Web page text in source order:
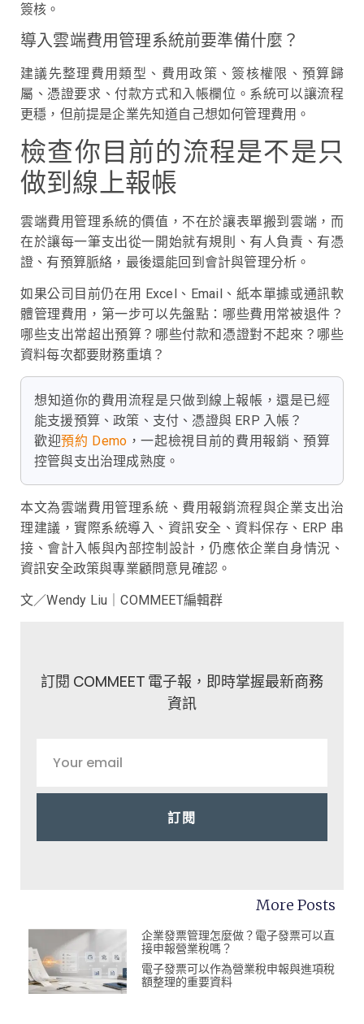
簽核。
導入雲端費用管理系統前要準備什麼？
建議先整理費用類型、費用政策、簽核權限、預算歸
屬、憑證要求、付款方式和入帳欄位。系統可以讓流程
更穩，但前提是企業先知道自己想如何管理費用。
檢查你目前的流程是不是只
做到線上報帳
雲端費用管理系統的價值，不在於讓表單搬到雲端，而
在於讓每一筆支出從一開始就有規則、有人負責、有憑
證、有預算脈絡，最後還能回到會計與管理分析。
如果公司目前仍在用 Excel、Email、紙本單據或通訊軟
體管理費用，第一步可以先盤點：哪些費用常被退件？
哪些支出常超出預算？哪些付款和憑證對不起來？哪些
資料每次都要財務重填？
想知道你的費用流程是只做到線上報帳，還是已經
能支援預算、政策、支付、憑證與 ERP 入帳？
歡迎預約 Demo ，一起檢視目前的費用報銷、預算
控管與支出治理成熟度。
本文為雲端費用管理系統、費用報銷流程與企業支出治
理建議，實際系統導入、資訊安全、資料保存、ERP 串
接、會計入帳與內部控制設計，仍應依企業自身情況、
資訊安全政策與專業顧問意見確認。
文／Wendy Liu｜COMMEET編輯群
訂閱 COMMEET 電子報，即時掌握最新商務
資訊
訂閱
More Posts
企業發票管理怎麼做？電子發票可以直
接申報營業稅嗎？
電子發票可以作為營業稅申報與進項稅
額整理的重要資料